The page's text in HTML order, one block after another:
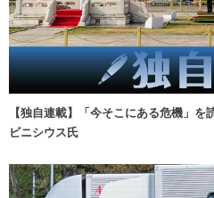
【独自連載】「今そこにある危機」
ビニシウス氏